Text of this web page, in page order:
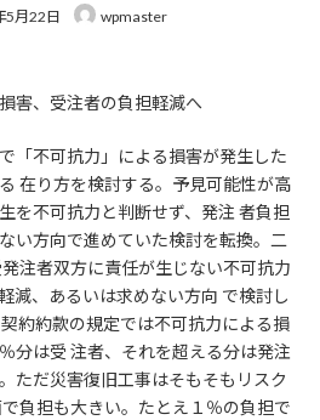
5月22日 wpmaster
害、受注者の負担軽減へ
「不可抗力」による損害が発生した
在り方を検討する。予見可能性が高
を不可抗力と判断せず、発注 者負担
い方向で進めていた検討を転換。二
注者双方に責任が生じない不可抗力
減、あるいは求めない方向 で検討し
約約款の規定では不可抗力による損
分は受 注者、それを超える分は発注
ただ災害復旧工事はそもそもリスク
負担も大きい。たとえ１％の負担で